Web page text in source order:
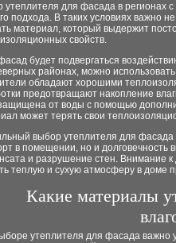
утеплителя для фасада в регионах
подхода. В таких условиях важно
материал, который выдержит
свойств.
будет подвергаться
районах, можно
обладают хорошими
предотвращают накопление
от воды с помощью
может терять свои
выбор утеплителя для фасада
в помещении, но и долговечность
и разрушение стен. Внимание
теплую и сухую атмосферу в доме
Какие материалы
утеплителя для фасада важно